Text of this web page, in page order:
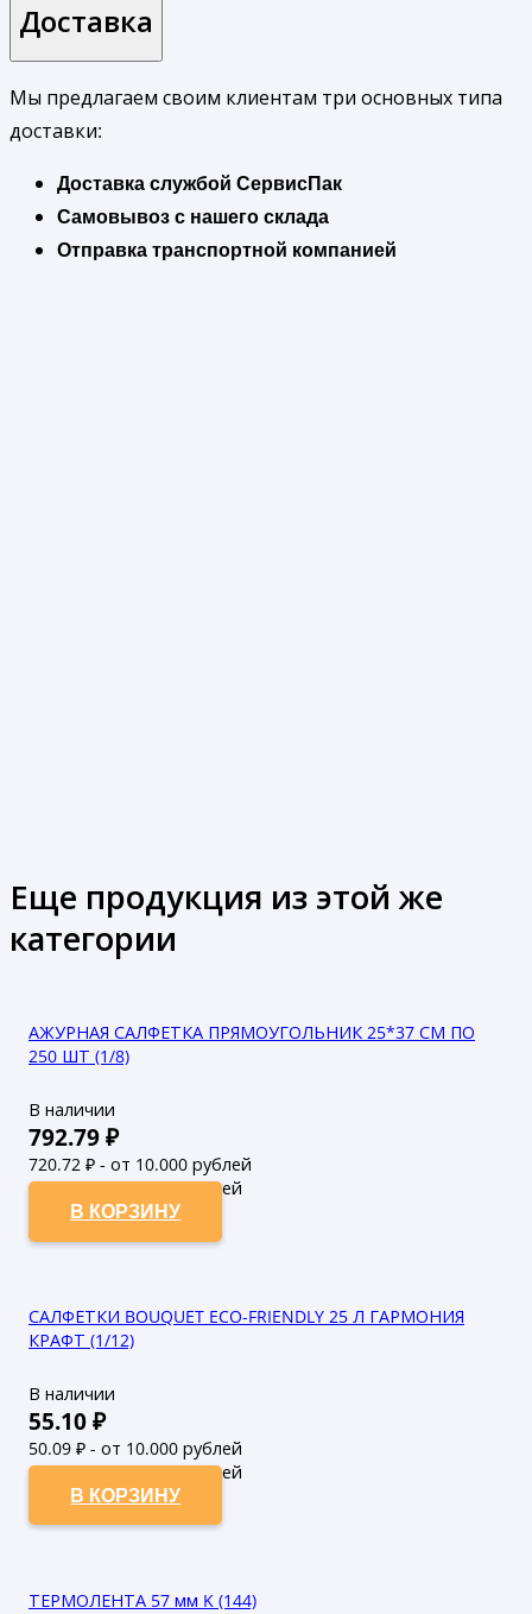
Доставка
Мы предлагаем своим клиентам три основных типа
доставки:
Доставка службой СервисПак
Самовывоз с нашего склада
Отправка транспортной компанией
Еще продукция из этой же
категории
АЖУРНАЯ САЛФЕТКА ПРЯМОУГОЛЬНИК 25*37 СМ ПО
250 ШТ (1/8)
В наличии
792.79₽
720.72 ₽ - от 10.000 рублей
655.2₽ - от 50.000 рублей
В КОРЗИНУ
САЛФЕТКИ BOUQUET ECO-FRIENDLY 25 Л ГАРМОНИЯ
КРАФТ (1/12)
В наличии
55.10₽
50.09 ₽ - от 10.000 рублей
45.54₽ - от 50.000 рублей
В КОРЗИНУ
ТЕРМОЛЕНТА 57 мм K (144)